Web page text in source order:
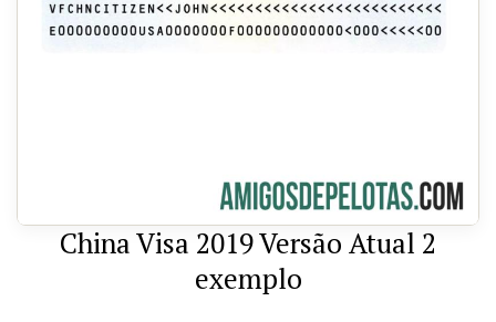
China Visa 2019 Versão Atual 2
exemplo